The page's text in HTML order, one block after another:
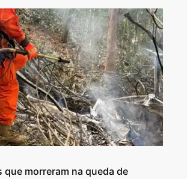
que morreram na queda de